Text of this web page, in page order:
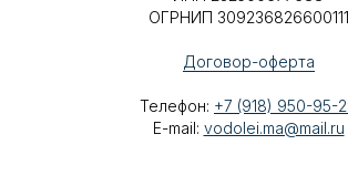
ОГРНИП 309236826600111
Договор-оферта
Телефон: +7 (918) 950-95-
E-mail: vodolei.ma@mail.ru